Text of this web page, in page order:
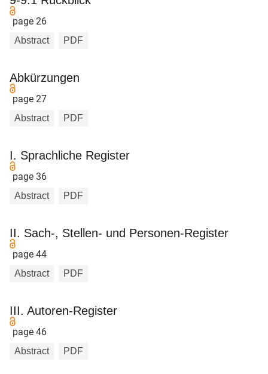
page 26
Abstract PDF
Abkürzungen
page 27
Abstract PDF
I. Sprachliche Register
page 36
Abstract PDF
II. Sach-, Stellen- und Personen-Register
page 44
Abstract PDF
III. Autoren-Register
page 46
Abstract PDF